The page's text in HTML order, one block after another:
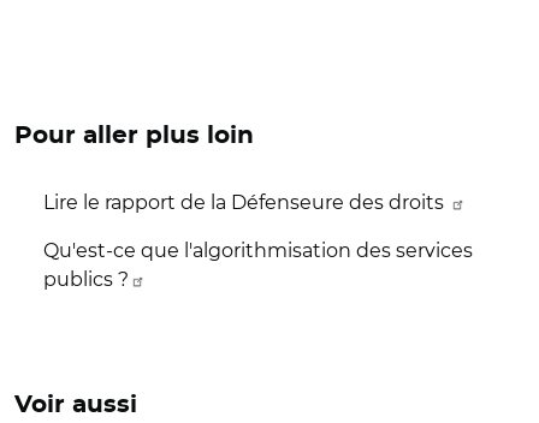
Pour aller plus loin
Lire le rapport de la Défenseure des droits
Qu'est-ce que l'algorithmisation des services
publics ?
Voir aussi